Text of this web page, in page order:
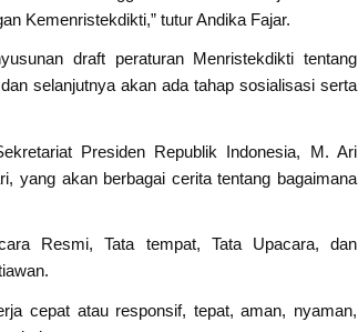
Kemenristekdikti,” tutur Andika Fajar.
draft peraturan Menristekdikti tentang
selanjutnya akan ada tahap sosialisasi serta
Presiden Republik Indonesia, M. Ari
yang akan berbagai cerita tentang bagaimana
Resmi, Tata tempat, Tata Upacara, dan
cepat atau responsif, tepat, aman, nyaman,